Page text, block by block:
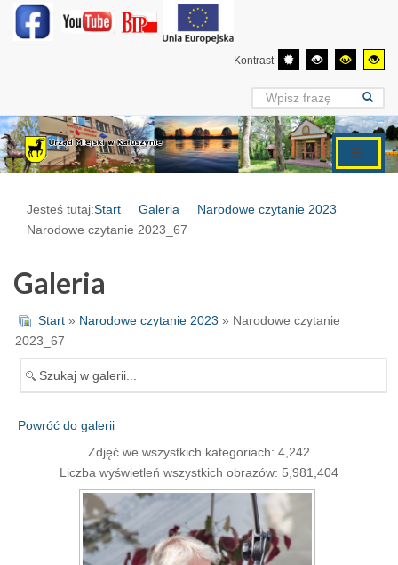
Kontrast
Jesteś tutaj:Start Galeria
Narodowe czytanie 2023
Narodowe czytanie 2023_67
Galeria
Start » Narodowe czytanie 2023 » Narodowe czytanie
2023_67
Powróć do galerii
Zdjęć we wszystkich kategoriach: 4,242
Liczba wyświetleń wszystkich obrazów: 5,981,404